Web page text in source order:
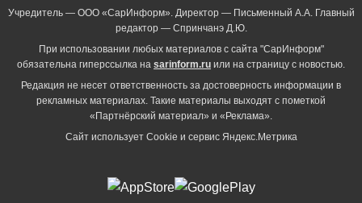
Учредитель — ООО «СарИнформ». Директор — Письменный А.А. Главный
редактор — Спринчанэ Д.Ю.
При использовании любых материалов с сайта "СарИнформ"
обязательна гиперссылка на sarinform.ru или на страницу с новостью.
Редакция не несет ответственность за достоверность информации в
рекламных материалах. Такие материалы выходят с пометкой
«Партнёрский материал» и «Реклама».
Сайт использует Cookie и сервиc Яндекс.Метрика